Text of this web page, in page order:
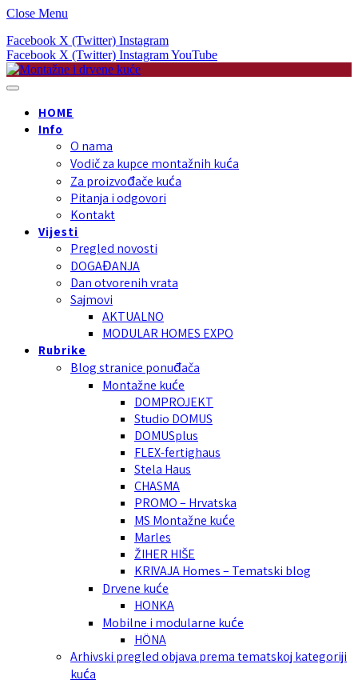
Close Menu
Facebook X (Twitter) Instagram
Facebook X (Twitter) InstagramYouTube
HOME
Info
O nama
Vodič za kupce montažnih kuća
Za proizvođače kuća
Pitanja i odgovori
Kontakt
Vijesti
Pregled novosti
DOGAĐANJA
Dan otvorenih vrata
Sajmovi
AKTUALNO
MODULAR HOMES EXPO
Rubrike
Blog stranice ponuđača
Montažne kuće
DOMPROJEKT
Studio DOMUS
DOMUSplus
FLEX-fertighaus
Stela Haus
CHASMA
PROMO – Hrvatska
MS Montažne kuće
Marles
ŽIHER HIŠE
KRIVAJA Homes – Tematski blog
Drvene kuće
HONKA
Mobilne i modularne kuće
HÖNA
Arhivski pregled objava prema tematskoj kategoriji
kuća